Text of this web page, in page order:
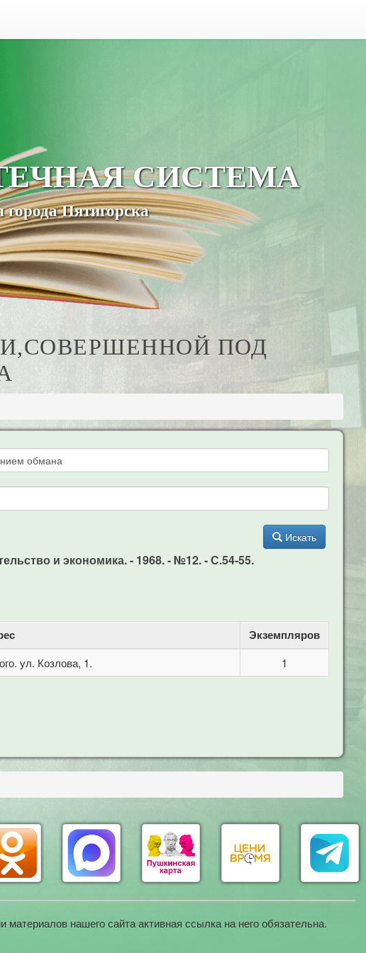
СИСТЕМА
Пятигорска
ПОД
Искать
и экономика. - 1968. - №12. - С.54-55.
Экземпляров
ул. Козлова, 1. 1
нашего сайта активная ссылка на него обязательна.